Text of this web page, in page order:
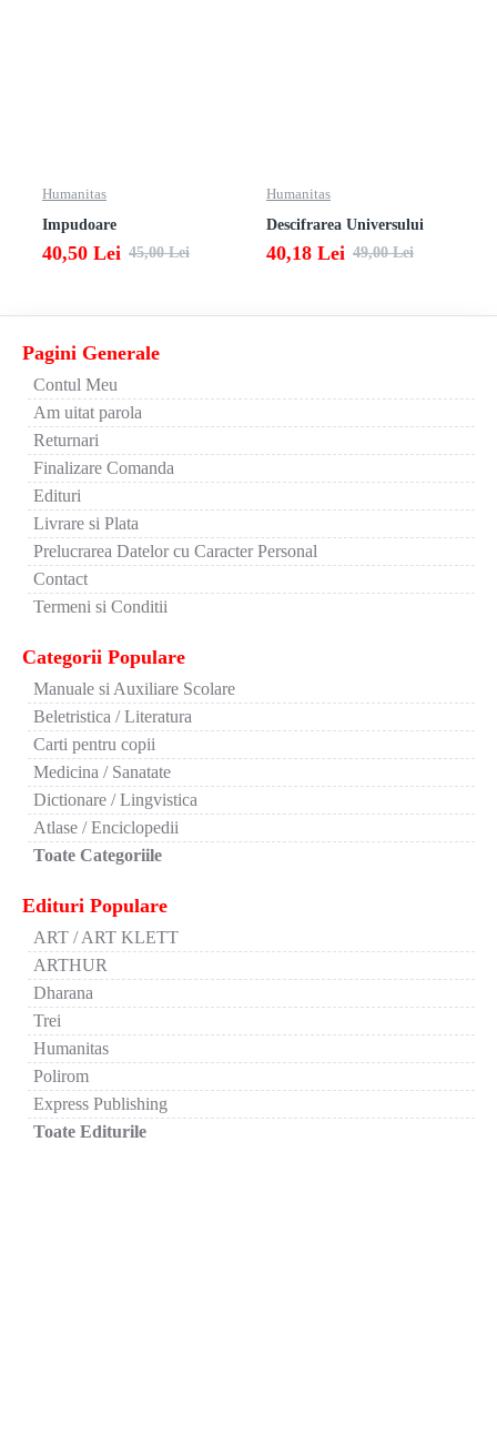
Humanitas
Impudoare
40,50 Lei 45,00 Lei
Humanitas
Descifrarea Universului
40,18 Lei 49,00 Lei
Pagini Generale
Contul Meu
Am uitat parola
Returnari
Finalizare Comanda
Edituri
Livrare si Plata
Prelucrarea Datelor cu Caracter Personal
Contact
Termeni si Conditii
Categorii Populare
Manuale si Auxiliare Scolare
Beletristica / Literatura
Carti pentru copii
Medicina / Sanatate
Dictionare / Lingvistica
Atlase / Enciclopedii
Toate Categoriile
Edituri Populare
ART / ART KLETT
ARTHUR
Dharana
Trei
Humanitas
Polirom
Express Publishing
Toate Editurile